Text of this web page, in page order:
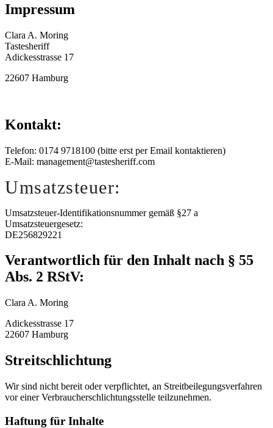
Impressum
Clara A. Moring
Tastesheriff
Adickesstrasse 17
22607 Hamburg
Kontakt:
Telefon: 0174 9718100 (bitte erst per Email kontaktieren)
E-Mail: management@tastesheriff.com
Umsatzsteuer:
Umsatzsteuer-Identifikationsnummer gemäß §27 a
Umsatzsteuergesetz:
DE256829221
Verantwortlich für den Inhalt nach § 55
Abs. 2 RStV:
Clara A. Moring
Adickesstrasse 17
22607 Hamburg
Streitschlichtung
Wir sind nicht bereit oder verpflichtet, an Streitbeilegungsverfahren
vor einer Verbraucherschlichtungsstelle teilzunehmen.
Haftung für Inhalte